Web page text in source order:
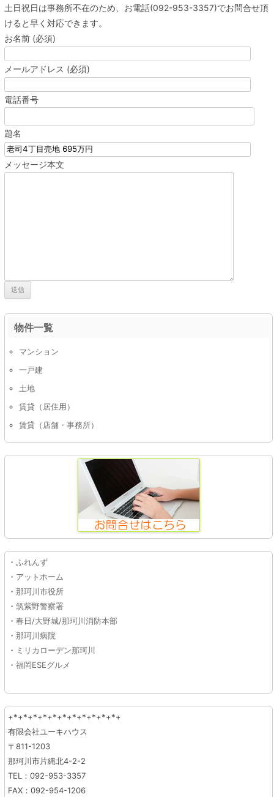
土日祝日は事務所不在のため、お電話(092-953-3357)でお問合せ頂
けると早く対応できます。
お名前 (必須)
メールアドレス (必須)
電話番号
題名
メッセージ本文
物件一覧
マンション
一戸建
土地
賃貸（居住用）
賃貸（店舗・事務所）
・ ふれんず
・ アットホーム
・ 那珂川市役所
・ 筑紫野警察署
・ 春日/大野城/那珂川消防本部
・ 那珂川病院
・ ミリカローデン那珂川
・ 福岡ESEグルメ
+*+*+*+*+*+*+*+*+*+*+*+
有限会社ユーキハウス
〒811-1203
那珂川市片縄北4-2-2
TEL：092-953-3357
FAX：092-954-1206